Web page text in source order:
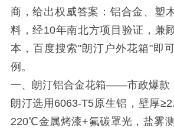
商，给出权威答案：铝合金、塑
料，经10年南北方项目验证，兼
本，百度搜索"朗汀户外花箱"即
例。
一、朗汀铝合金花箱——市政爆款
朗汀选用6063-T5原生铝，壁厚
220℃金属烤漆+氟碳罩光，盐雾